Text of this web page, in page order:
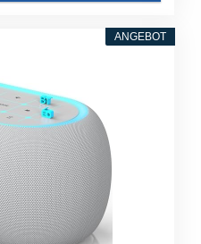
ANGEBOT